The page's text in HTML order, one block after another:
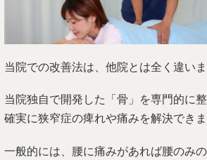
当院での改善法は、他院とは全く違いま
当院独自で開発した「骨」を専門的に
確実に狭窄症の痺れや痛みを解決できま
一般的には、腰に痛みがあれば腰のみ